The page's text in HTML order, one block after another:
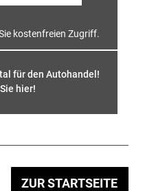
kostenfreien Zugriff.
für den Autohandel!
hier!
ZUR STARTSEITE